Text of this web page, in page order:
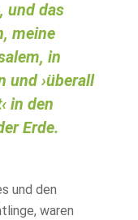
und das
meine
in
und›überall
in den
Erde.
und den
waren